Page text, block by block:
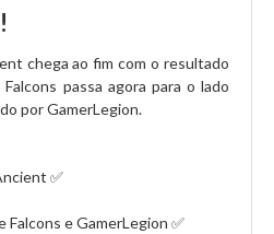
chega ao fim com o resultado
passa agora para o lado
por GamerLegion.
✅
e GamerLegion ✅